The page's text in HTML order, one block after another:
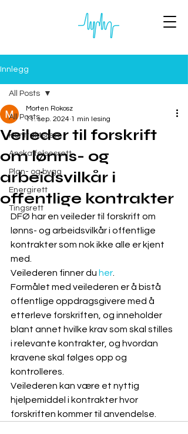
Innlegg
All Posts
Kontraktsrett
Anskaffelsesrett
Plan- og bygg
Energirett
Tingsrett
All Posts
Veileder til forskrift
om lønns- og
arbeidsvilkår i
offentlige kontrakter
Morten Rokosz
11. sep. 2024 1 min lesing
DFØ har en veileder til forskrift om
lønns- og arbeidsvilkår i offentlige
kontrakter som nok ikke alle er kjent
med.
Veilederen finner du her
Formålet med veilederen er å bistå
offentlige oppdragsgivere med å
etterleve forskriften, og inneholder
blant annet hvilke krav som skal stilles
i relevante kontrakter, og hvordan
kravene skal følges opp og
kontrolleres.
Veilederen kan være et nyttig
hjelpemiddel i kontrakter hvor
forskriften kommer til anvendelse.